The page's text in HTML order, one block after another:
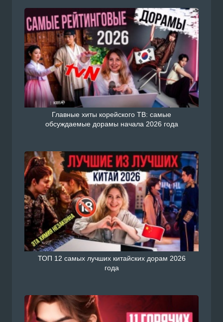
Главные хиты корейского ТВ: самые
обсуждаемые дорамы начала 2026 года
ТОП 12 самых лучших китайских дорам 2026
года